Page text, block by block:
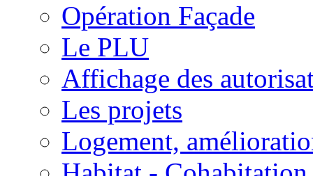
Opération Façade
Le PLU
Affichage des
Les projets
Logement,